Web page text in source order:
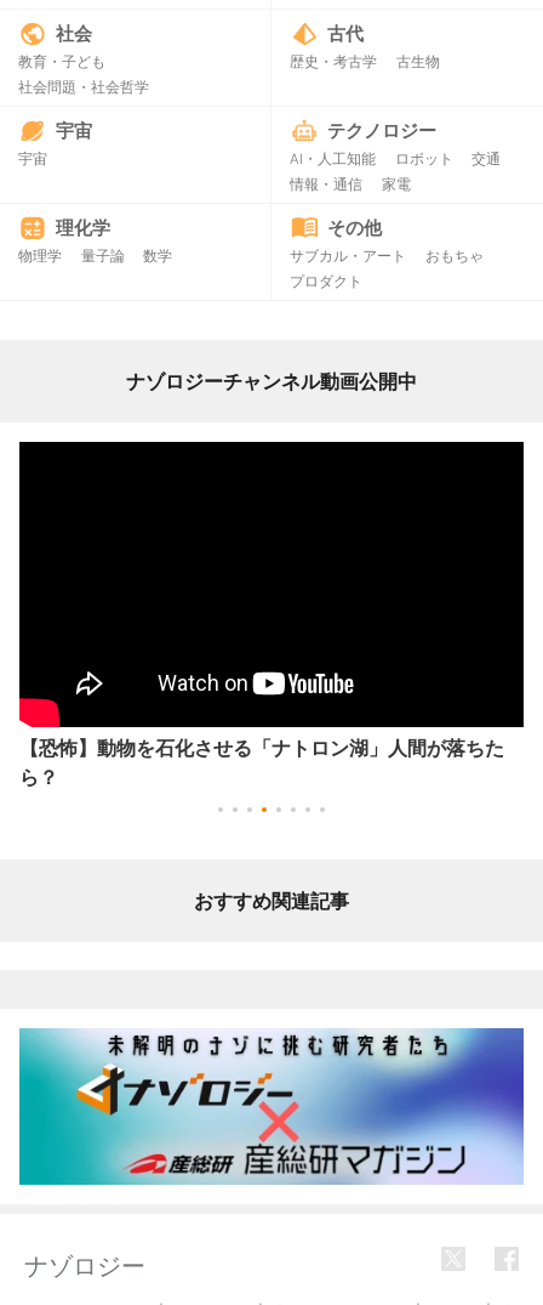
社会
教育・子ども
社会問題・社会哲学
古代
歴史・考古学 古生物
宇宙
宇宙
テクノロジー
AI・人工知能 ロボット
交通
情報・通信
家電
理化学
物理学 量子論 数学
その他
サブカル・アート
おもちゃ
プロダクト
ナゾロジーチャンネル動画公開中
【恐怖】動物を石化させる「ナトロン湖」人間が落ちた
ら？
おすすめ関連記事
ナゾロジー